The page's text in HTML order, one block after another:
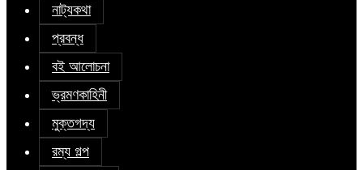
নাট্যকথা
প্রবন্ধ
বই আলোচনা
ভ্রমণকাহিনী
মুক্তগদ্য
রম্য গল্প